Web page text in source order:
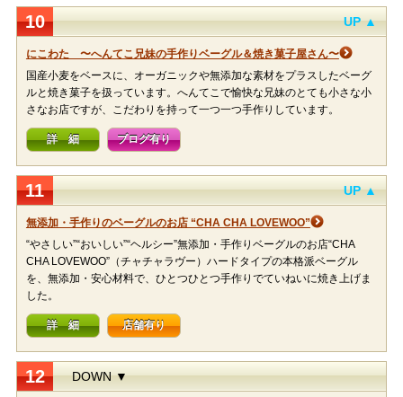
10 UP ▲
にこわた 〜へんてこ兄妹の手作りベーグル＆焼き菓子屋さん〜
国産小麦をベースに、オーガニックや無添加な素材をプラスしたベーグ
ルと焼き菓子を扱っています。へんてこで愉快な兄妹のとても小さな小
さなお店ですが、こだわりを持って一つ一つ手作りしています。
詳 細 ブログ有り
11 UP ▲
無添加・手作りのベーグルのお店 “CHA CHA LOVEWOO”
“やさしい”“おいしい”“ヘルシー”無添加・手作りベーグルのお店“CHA
CHA LOVEWOO”（チャチャラヴー）ハードタイプの本格派ベーグル
を、無添加・安心材料で、ひとつひとつ手作りでていねいに焼き上げま
した。
詳 細 店舗有り
12 DOWN ▼